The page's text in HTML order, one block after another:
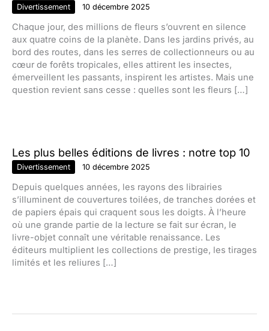
Divertissement 10 décembre 2025
Chaque jour, des millions de fleurs s’ouvrent en silence
aux quatre coins de la planète. Dans les jardins privés, au
bord des routes, dans les serres de collectionneurs ou au
cœur de forêts tropicales, elles attirent les insectes,
émerveillent les passants, inspirent les artistes. Mais une
question revient sans cesse : quelles sont les fleurs […]
Les plus belles éditions de livres : notre top 10
Divertissement 10 décembre 2025
Depuis quelques années, les rayons des librairies
s’illuminent de couvertures toilées, de tranches dorées et
de papiers épais qui craquent sous les doigts. À l’heure
où une grande partie de la lecture se fait sur écran, le
livre-objet connaît une véritable renaissance. Les
éditeurs multiplient les collections de prestige, les tirages
limités et les reliures […]